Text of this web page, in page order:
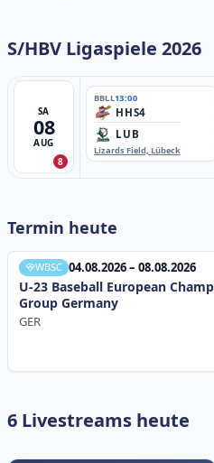
S/HBV Ligaspiele 2026
SA
08
AUG
8
BBLL13:00
HHS4
LUB
Lizards Field, Lübeck
Termin heute
WBSC 04.08.2026 – 08.08.2026
U-23 Baseball European
Group Germany
GER
6 Livestreams heute